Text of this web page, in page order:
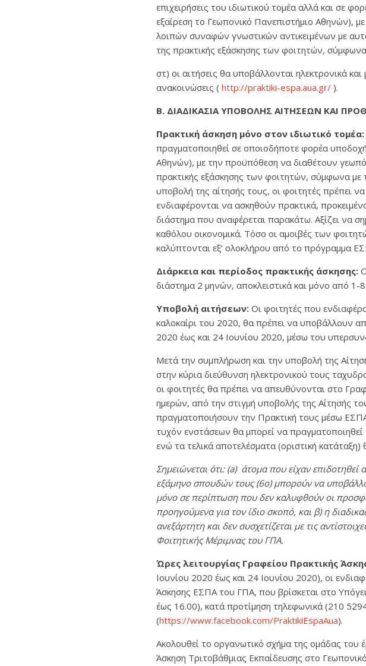
επιχειρήσεις του ιδιωτικού τομέα αλλά και σε
εξαίρεση το Γεωπονικό Πανεπιστήμιο Αθηνών),
λοιπών συναφών γνωστικών αντικειμένων με
της πρακτικής εξάσκησης των φοιτητών,
στ) οι αιτήσεις θα υποβάλλονται ηλεκτρονικά
ανακοινώσεις ( http://praktiki-espa.aua.gr/).
Β. ΔΙΑΔΙΚΑΣΙΑ ΥΠΟΒΟΛΗΣ ΑΙΤΗΣΕΩΝ ΚΑΙ
Πρακτική άσκηση μόνο στον ιδιωτικό τομέα:
πραγματοποιηθεί σε οποιοδήποτε φορέα
Αθηνών), με την προϋπόθεση να διαθέτουν
πρακτικής εξάσκησης των φοιτητών, σύμφωνα
υποβολή της αίτησής τους, οι φοιτητές πρέπει
ενδιαφέρονται να ασκηθούν πρακτικά,
διάστημα που αναφέρεται παρακάτω. Αξίζει να
καθόλου οικονομικά. Τόσο οι αμοιβές των
καλύπτονται εξ’ ολοκλήρου από το πρόγραμμα
Διάρκεια και περίοδος πρακτικής άσκησης:
διάστημα 2 μηνών, αποκλειστικά και μόνο από
Υποβολή αιτήσεων:Οι φοιτητές που
καλοκαίρι του 2020, θα πρέπει να υποβάλλουν
2020 έως και 24 Ιουνίου 2020, μέσω του
Μετά την συμπλήρωση και την υποβολή της
στην κύρια διεύθυνση ηλεκτρονικού τους
οι φοιτητές θα πρέπει να απευθύνονται στο
ημερών, από την στιγμή υποβολής της Αίτησής
πραγματοποιήσουν την Πρακτική τους μέσω
τυχόν ενστάσεων θα μπορεί να
ενώ τα τελικά αποτελέσματα (οριστική
Σημειώνεται ότι: (a) άτομα που είχαν επιδοτηθεί
εξάμηνο σπουδών τους (6ο) μπορούν να
μόνο σε περίπτωση που δεν καλυφθούν οι
προηγούμενα για τον ίδιο σκοπό, και β) η
ανεξάρτητη και δεν συσχετίζεται με τις
Φοιτητικής Μέριμνας του ΓΠΑ.
Ώρες λειτουργίας Γραφείου Πρακτικής
Ιουνίου 2020 έως και 24 Ιουνίου 2020), οι
Άσκησης ΕΣΠΑ του ΓΠΑ, που βρίσκεται στο
έως 16.00), κατά προτίμηση τηλεφωνικά (210
(https://www.facebook.com/PraktikiEspaAua).
Ακολουθεί το οργανωτικό σχήμα της ομάδας του
Άσκηση Τριτοβάθμιας Εκπαίδευσης στο